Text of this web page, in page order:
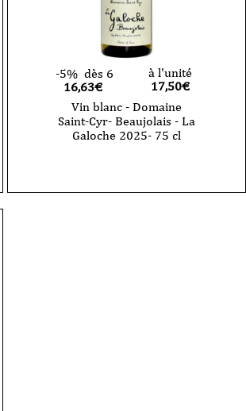
-5% dès 6
16,63€
à l'unité
17,50€
Vin blanc - Domaine
Saint-Cyr- Beaujolais - La
Galoche 2025- 75 cl